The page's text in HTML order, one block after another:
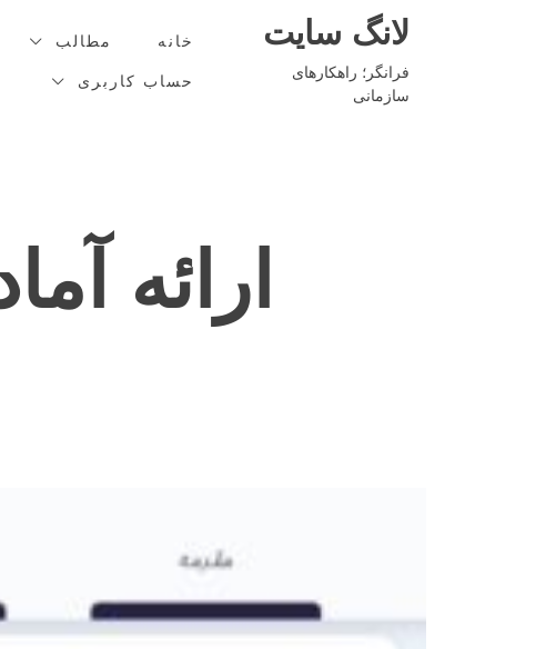
لانگ سایت
فرانگر؛ راهکارهای
سازمانی
خانه مطالب
حساب کاربری
ارائه